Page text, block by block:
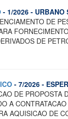
- 1/2026 - URBANO
DE
DE
- 7/2026 -
DE PROPOSTA
A
AQUISICAO DE